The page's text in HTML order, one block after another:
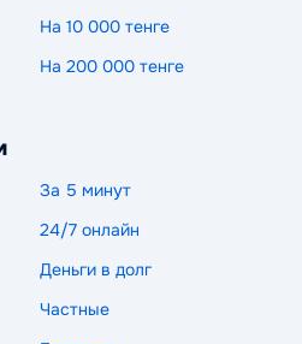
На 10 000 тенге
На 200 000 тенге
За 5 минут
24/7 онлайн
Деньги в долг
Частные